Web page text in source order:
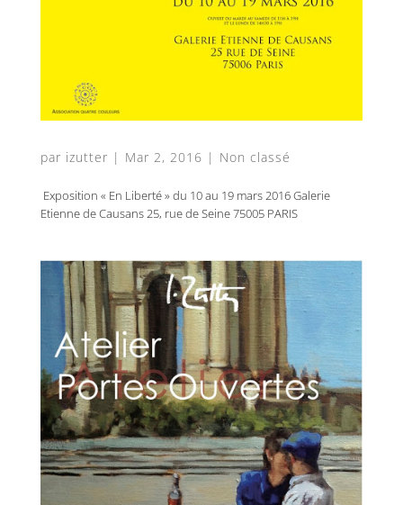
par izutter | Mar 2, 2016 | Non classé
Exposition « En Liberté » du 10 au 19 mars 2016 Galerie
Etienne de Causans 25, rue de Seine 75005 PARIS